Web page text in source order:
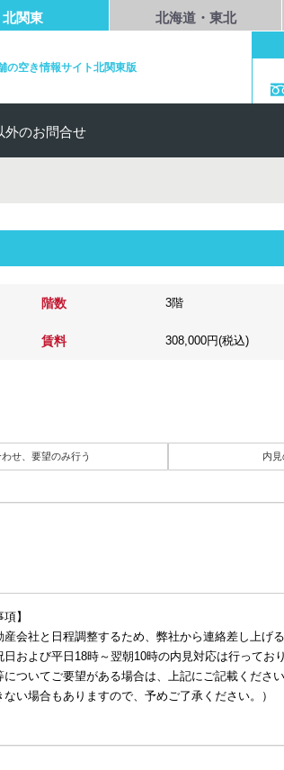
北関東 北海道・東北
の空き情報サイト北関東版
外のお問合せ
階数 3階
賃料 308,000円(税込)
せ、要望のみ行う 内
】
会社と日程調整するため、弊社から連絡差し上げ
および平日18時～翌朝10時の内見対応は行っており
ついてご要望がある場合は、上記にご記載ください
ない場合もありますので、予めご了承ください。）